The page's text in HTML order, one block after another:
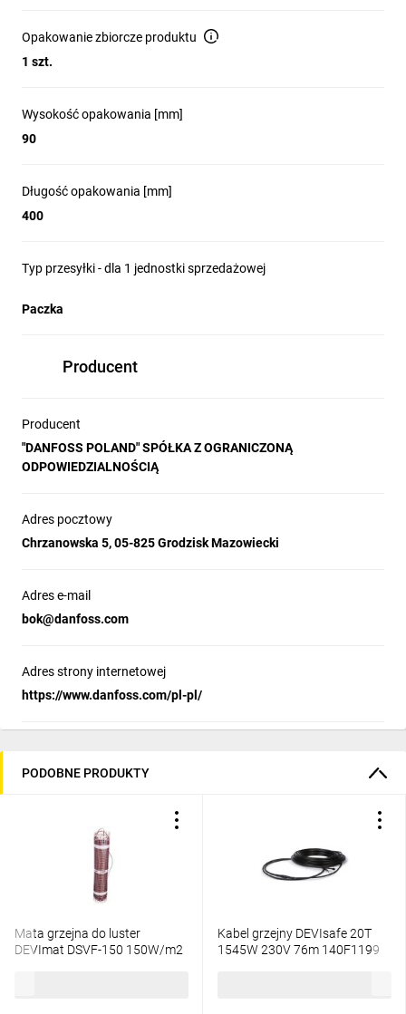
Opakowanie zbiorcze produktu
1 szt.
Wysokość opakowania [mm]
90
Długość opakowania [mm]
400
Typ przesyłki - dla 1 jednostki sprzedażowej
Paczka
Producent
Producent
"DANFOSS POLAND" SPÓŁKA Z OGRANICZONĄ
ODPOWIEDZIALNOŚCIĄ
Adres pocztowy
Chrzanowska 5, 05-825 Grodzisk Mazowiecki
Adres e-mail
bok@danfoss.com
Adres strony internetowej
https://www.danfoss.com/pl-pl/
PODOBNE PRODUKTY
Mata grzejna do luster
DEVImat DSVF-150 150W/m2
Kabel grzejny DEVIsafe 20T
1545W 230V 76m 140F1199